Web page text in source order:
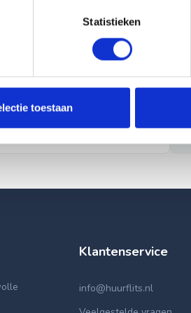
Statistieken
toestaan
Klantenservice
info@huurflits.nl